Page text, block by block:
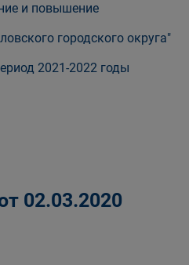
и повышение
городского округа"
2021-2022 годы
02.03.2020